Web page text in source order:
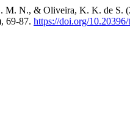
N., & Oliveira, K. K. de S.
69-87. https://doi.org/